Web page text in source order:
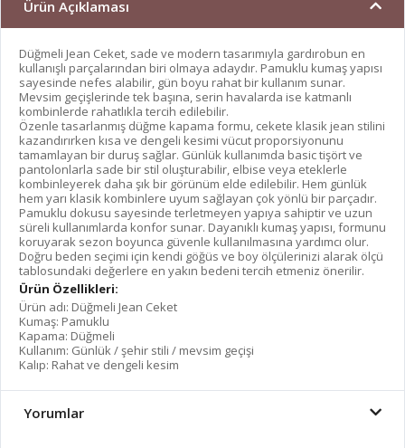
Ürün Açıklaması
Düğmeli Jean Ceket, sade ve modern tasarımıyla gardırobun en
kullanışlı parçalarından biri olmaya adaydır. Pamuklu kumaş yapısı
sayesinde nefes alabilir, gün boyu rahat bir kullanım sunar.
Mevsim geçişlerinde tek başına, serin havalarda ise katmanlı
kombinlerde rahatlıkla tercih edilebilir.
Özenle tasarlanmış düğme kapama formu, cekete klasik jean stilini
kazandırırken kısa ve dengeli kesimi vücut proporsiyonunu
tamamlayan bir duruş sağlar. Günlük kullanımda basic tişört ve
pantolonlarla sade bir stil oluşturabilir, elbise veya eteklerle
kombinleyerek daha şık bir görünüm elde edilebilir. Hem günlük
hem yarı klasik kombinlere uyum sağlayan çok yönlü bir parçadır.
Pamuklu dokusu sayesinde terletmeyen yapıya sahiptir ve uzun
süreli kullanımlarda konfor sunar. Dayanıklı kumaş yapısı, formunu
koruyarak sezon boyunca güvenle kullanılmasına yardımcı olur.
Doğru beden seçimi için kendi göğüs ve boy ölçülerinizi alarak ölçü
tablosundaki değerlere en yakın bedeni tercih etmeniz önerilir.
Ürün Özellikleri:
Ürün adı: Düğmeli Jean Ceket
Kumaş: Pamuklu
Kapama: Düğmeli
Kullanım: Günlük / şehir stili / mevsim geçişi
Kalıp: Rahat ve dengeli kesim
Yorumlar